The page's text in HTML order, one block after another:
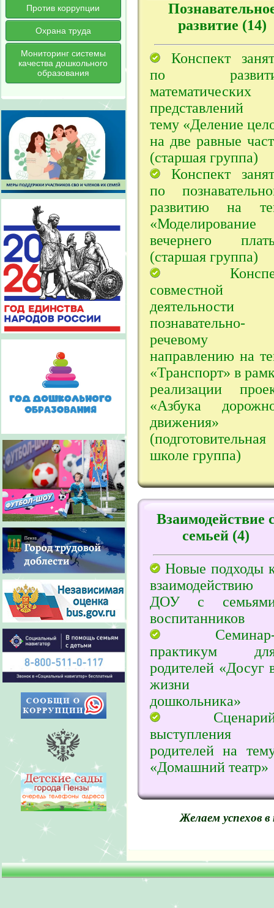
Против коррупции
Охрана труда
Мониторинг системы
качества дошкольного
образования
развитие (14)
Конспект
по
математических
представлений
тему «Деление
на две равные
(старшая группа)
Конспект
по
развитию на
«Моделирование
вечернего
(старшая группа)
совместной
деятельности
познавательно-
речевому
направлению на
«Транспорт» в
реализации
«Азбука
движения»
школе группа)
Взаимодействие
семьей (4)
Новые подходы
взаимодействию
ДОУ с
воспитанников
практикум
родителей «Досуг
жизни
дошкольника»
выступления
родителей на
«Домашний театр»
Желаем успехов